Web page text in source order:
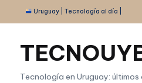
Saltar
contenido
Uruguay | Tecnología al día |
Tecnología en Uruguay: